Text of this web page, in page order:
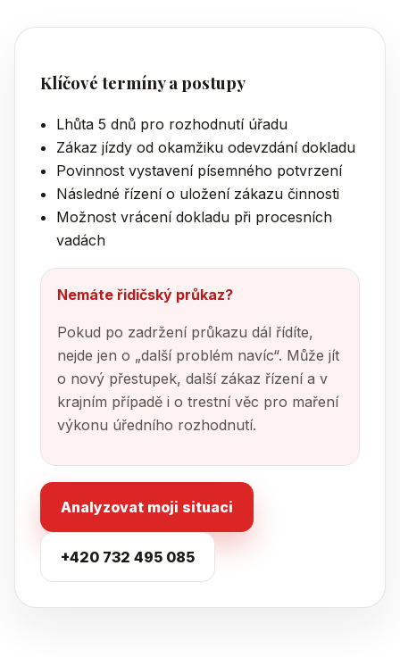
Klíčové termíny a postupy
Lhůta 5 dnů pro rozhodnutí úřadu
Zákaz jízdy od okamžiku odevzdání dokladu
Povinnost vystavení písemného potvrzení
Následné řízení o uložení zákazu činnosti
Možnost vrácení dokladu při procesních
vadách
Nemáte řidičský průkaz?
Pokud po zadržení průkazu dál řídíte,
nejde jen o „další problém navíc“. Může jít
o nový přestupek, další zákaz řízení a v
krajním případě i o trestní věc pro maření
výkonu úředního rozhodnutí.
Analyzovat moji situaci
+420 732 495 085